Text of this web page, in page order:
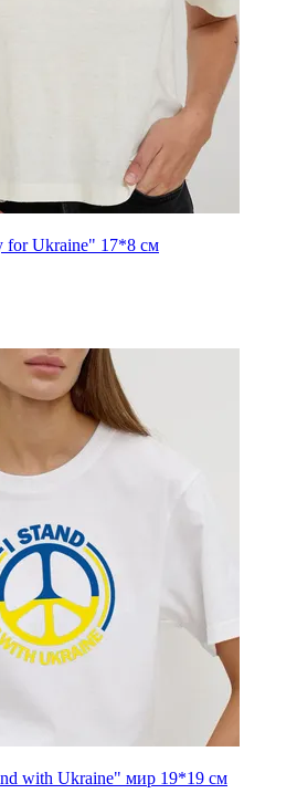
for Ukraine" 17*8 см
with Ukraine" мир 19*19 см